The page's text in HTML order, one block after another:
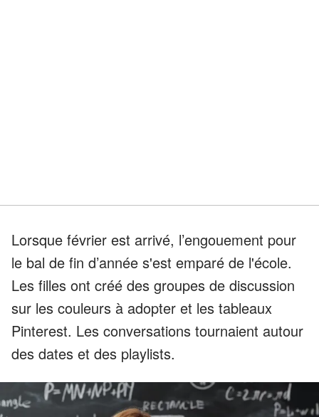
Lorsque février est arrivé, l’engouement pour
le bal de fin d’année s'est emparé de l'école.
Les filles ont créé des groupes de discussion
sur les couleurs à adopter et les tableaux
Pinterest. Les conversations tournaient autour
des dates et des playlists.